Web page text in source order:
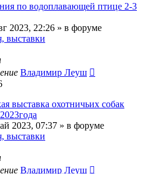
по водоплавающей птице 2-3
2023, 22:26 » в форуме
выставки
Владимир Леуш
выставка охотничьих собак
2023, 07:37 » в форуме
выставки
Владимир Леуш